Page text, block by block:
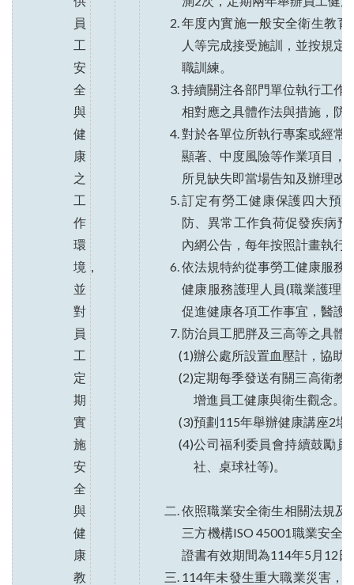
員
工
安
全
與
健
康
之
工
作
環
境，
並
對
員
工
定
期
實
施
安
全
與
健
康
教
年度內實施一般安全衛生教
人等完成接受施訓，並按規
職訓練。
持續關注各部門單位執行工作
相對應之具體作法與措施，防
對於各單位所執行專案或經常
顯著、中度風險等作業項目，
所見缺失即當場告知及辦理改
訂定有勞工健康保護四大預
防、異常工作負荷促發疾病
內網公告，每年按照計畫執行
依法規特約從事勞工健康服務
健康服務護理人員(職業護理
促進健康各項工作事宜，醫護
防治員工肥胖及三高等之具體
(1)辦公處所設置血壓計，協助
(2)定期每季發送有關三高衛教
增進員工健康與衛生觀念。
(3)預劃115年舉辦健康講座2場
(4)公司福利委員會持續鼓勵
社、桌球社等)。
依照職業安全衛生相關法規
三方機構ISO 45001職業安全
證書有效期間為114年5月12
114年未發生重大職業災害，